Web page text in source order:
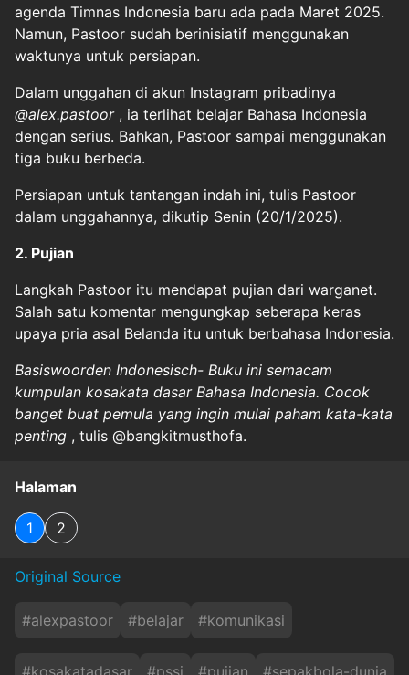
agenda Timnas Indonesia baru ada pada Maret 2025.
Namun, Pastoor sudah berinisiatif menggunakan
waktunya untuk persiapan.
Dalam unggahan di akun Instagram pribadinya
@alex.pastoor , ia terlihat belajar Bahasa Indonesia
dengan serius. Bahkan, Pastoor sampai menggunakan
tiga buku berbeda.
Persiapan untuk tantangan indah ini, tulis Pastoor
dalam unggahannya, dikutip Senin (20/1/2025).
2. Pujian
Langkah Pastoor itu mendapat pujian dari warganet.
Salah satu komentar mengungkap seberapa keras
upaya pria asal Belanda itu untuk berbahasa Indonesia.
Basiswoorden Indonesisch- Buku ini semacam
kumpulan kosakata dasar Bahasa Indonesia. Cocok
banget buat pemula yang ingin mulai paham kata-kata
penting , tulis @bangkitmusthofa.
Halaman
1 2
Original Source
#alexpastoor #belajar #komunikasi
#kosakatadasar #pssi #pujian #sepakbola-dunia